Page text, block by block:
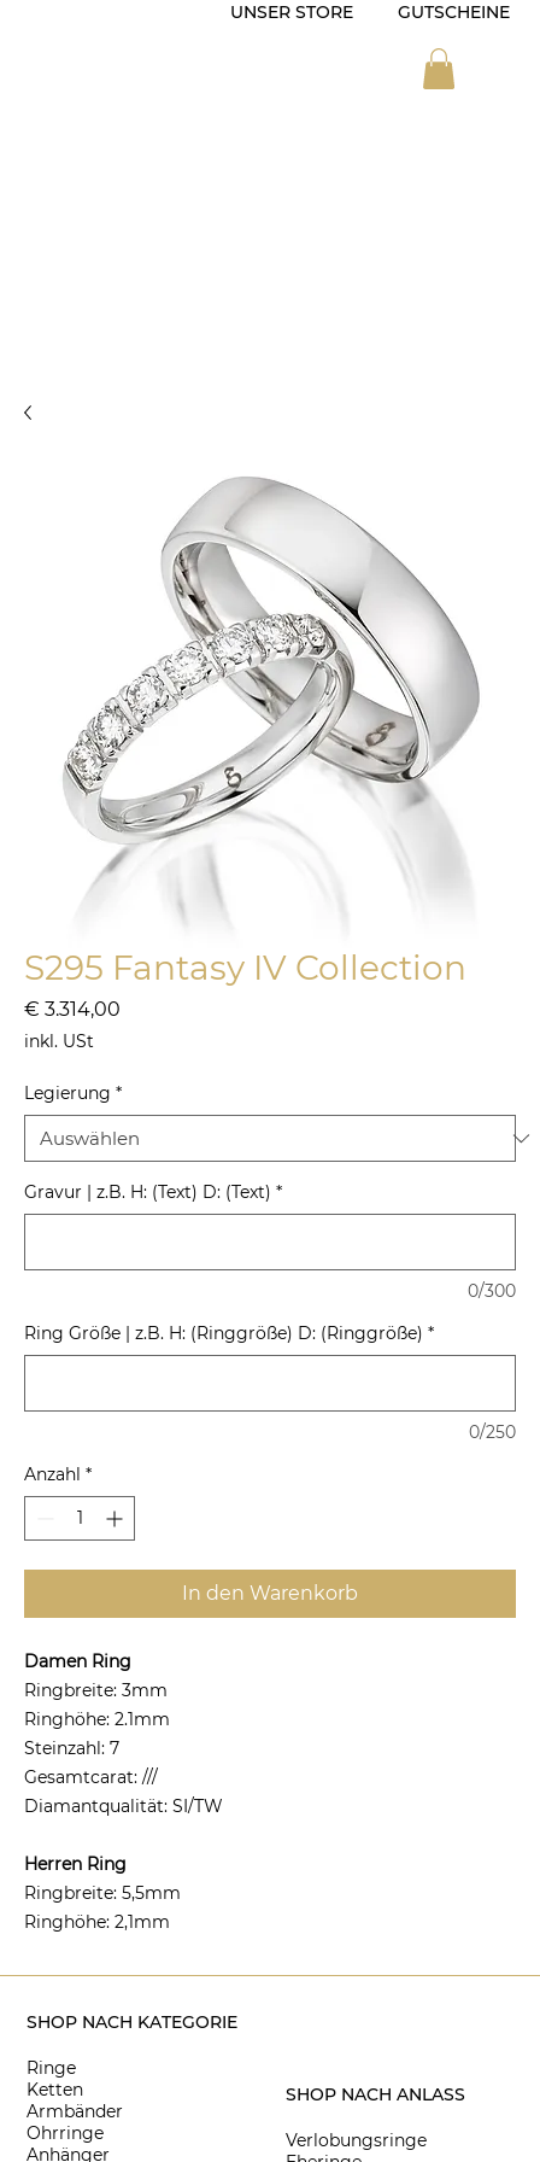
UNSER STORE GUTSCHEINE
S295 Fantasy IV Collection
€ 3.314,00
inkl. USt
Legierung *
Gravur | z.B. H: (Text) D: (Text) *
0/300
Ring Größe | z.B. H: (Ringgröße) D: (Ringgröße) *
0/250
Anzahl *
In den Warenkorb
Damen Ring
Ringbreite: 3mm
Ringhöhe: 2.1mm
Steinzahl: 7
Gesamtcarat: ///
Diamantqualität: SI/TW
Herren Ring
Ringbreite: 5,5mm
Ringhöhe: 2,1mm
SHOP NACH KATEGORIE
Ringe
Ketten
Armbänder
Ohrringe
Anhänger
SHOP NACH ANLASS
Verlobungsringe